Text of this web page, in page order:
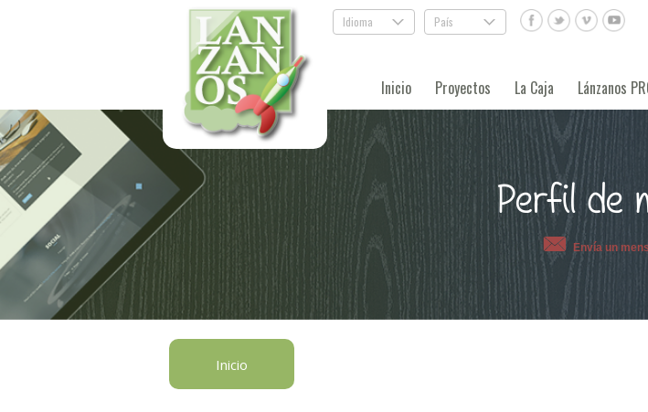
Idioma . País .
Inicio Proyectos La Caja Lánzanos
Perfil de
Envía un
Inicio